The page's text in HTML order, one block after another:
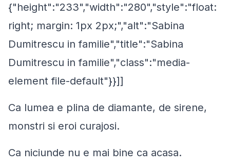
{"height":"233","width":"280","style":"float:
right; margin: 1px 2px;","alt":"Sabina
Dumitrescu in familie","title":"Sabina
Dumitrescu in familie","class":"media-
element file-default"}}]]
Ca lumea e plina de diamante, de sirene,
monstri si eroi curajosi.
Ca niciunde nu e mai bine ca acasa.